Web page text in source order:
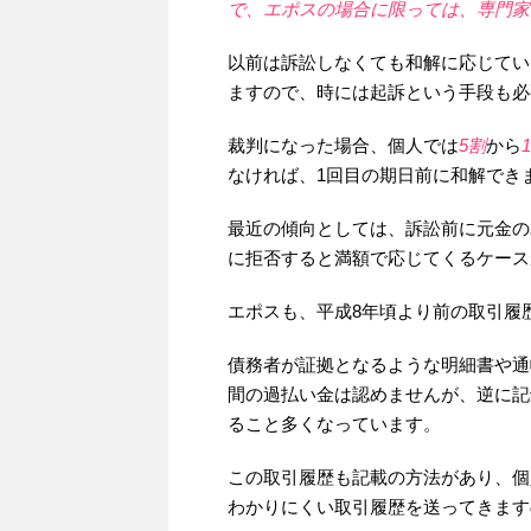
で、エポスの場合に限っては、専門
以前は訴訟しなくても和解に応じて
ますので、時には起訴という手段も
裁判になった場合、個人では5割から
なければ、1回目の期日前に和解でき
最近の傾向としては、訴訟前に元金
に拒否すると満額で応じてくるケー
エポスも、平成8年頃より前の取引
債務者が証拠となるような明細書や
間の過払い金は認めませんが、逆に
ること多くなっています。
この取引履歴も記載の方法があり、
わかりにくい取引履歴を送ってきま